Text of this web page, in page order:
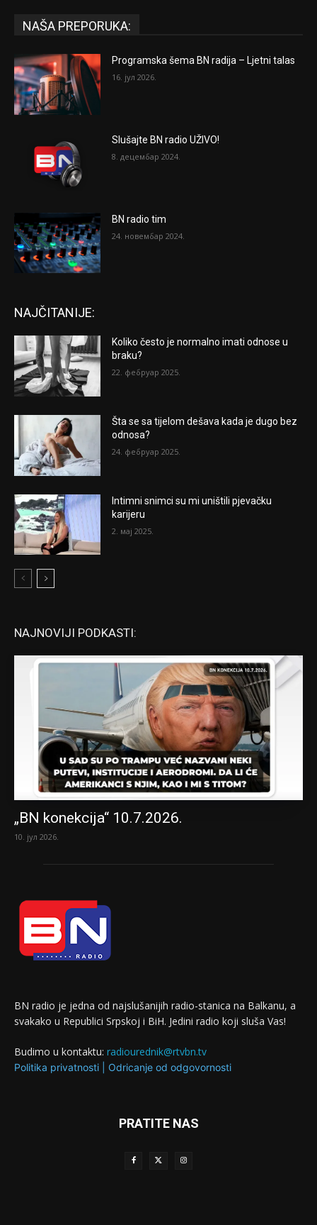
NAŠA PREPORUKA:
Programska šema BN radija – Ljetni talas
16. јул 2026.
Slušajte BN radio UŽIVO!
8. децембар 2024.
BN radio tim
24. новембар 2024.
NAJČITANIJE:
Koliko često je normalno imati odnose u
braku?
22. фебруар 2025.
Šta se sa tijelom dešava kada je dugo bez
odnosa?
24. фебруар 2025.
Intimni snimci su mi uništili pjevačku
karijeru
2. мај 2025.
NAJNOVIJI PODKASTI:
„BN konekcija“ 10.7.2026.
10. јул 2026.
BN radio je jedna od najslušanijih radio-stanica na Balkanu, a
svakako u Republici Srpskoj i BiH. Jedini radio koji sluša Vas!
Budimo u kontaktu: radiourednik@rtvbn.tv
Politika privatnosti Odricanje od odgovornosti
PRATITE NAS